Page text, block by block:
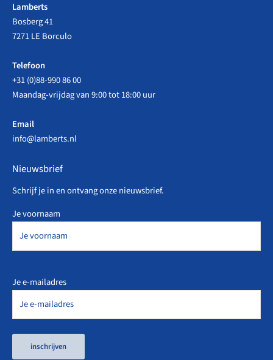
Lamberts
Bosberg 41
7271 LE Borculo
Telefoon
+31 (0)88-990 86 00
Maandag-vrijdag van 9:00 tot 18:00 uur
Email
info@lamberts.nl
Nieuwsbrief
Schrijf je in en ontvang onze nieuwsbrief.
Je voornaam
Je e-mailadres
inschrijven